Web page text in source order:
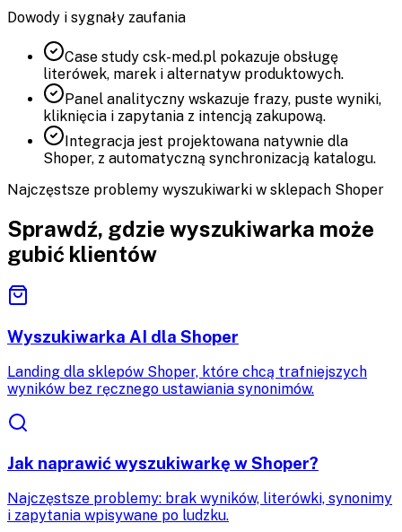
Dowody i sygnały zaufania
Case study csk-med.pl pokazuje obsługę
literówek, marek i alternatyw produktowych.
Panel analityczny wskazuje frazy, puste wyniki,
kliknięcia i zapytania z intencją zakupową.
Integracja jest projektowana natywnie dla
Shoper, z automatyczną synchronizacją katalogu.
Najczęstsze problemy wyszukiwarki w sklepach Shoper
Sprawdź, gdzie wyszukiwarka może
gubić klientów
Wyszukiwarka AI dla Shoper
Landing dla sklepów Shoper, które chcą trafniejszych
wyników bez ręcznego ustawiania synonimów.
Jak naprawić wyszukiwarkę w Shoper?
Najczęstsze problemy: brak wyników, literówki, synonimy
i zapytania wpisywane po ludzku.